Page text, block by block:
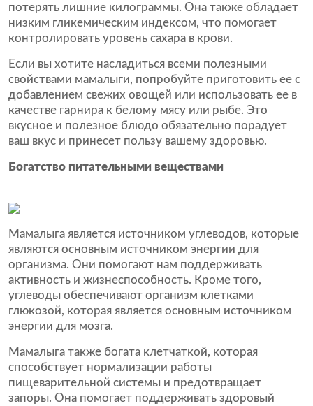
потерять лишние килограммы. Она также обладает
низким гликемическим индексом, что помогает
контролировать уровень сахара в крови.
Если вы хотите насладиться всеми полезными
свойствами мамалыги, попробуйте приготовить ее с
добавлением свежих овощей или использовать ее в
качестве гарнира к белому мясу или рыбе. Это
вкусное и полезное блюдо обязательно порадует
ваш вкус и принесет пользу вашему здоровью.
Богатство питательными веществами
Мамалыга является источником углеводов, которые
являются основным источником энергии для
организма. Они помогают нам поддерживать
активность и жизнеспособность. Кроме того,
углеводы обеспечивают организм клетками
глюкозой, которая является основным источником
энергии для мозга.
Мамалыга также богата клетчаткой, которая
способствует нормализации работы
пищеварительной системы и предотвращает
запоры. Она помогает поддерживать здоровый